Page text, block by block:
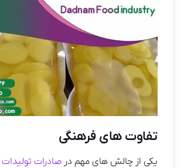
تفاوت های فرهنگی
یکی از چالش های مهم در صادرات تولیدات